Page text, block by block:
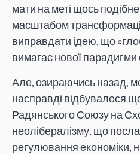
мати на меті щось
масштабом
виправдати ідею, що
вимагає нової парадигми
Але, озираючись назад,
насправді відбувалося
Радянського Союзу на
неолібералізму, що
регулювання економіки,